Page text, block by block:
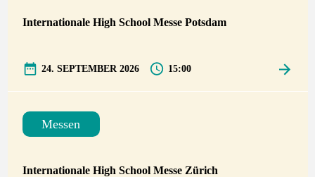
Internationale High School Messe Potsdam
24. SEPTEMBER 2026 15:00
Messen
Internationale High School Messe Zürich